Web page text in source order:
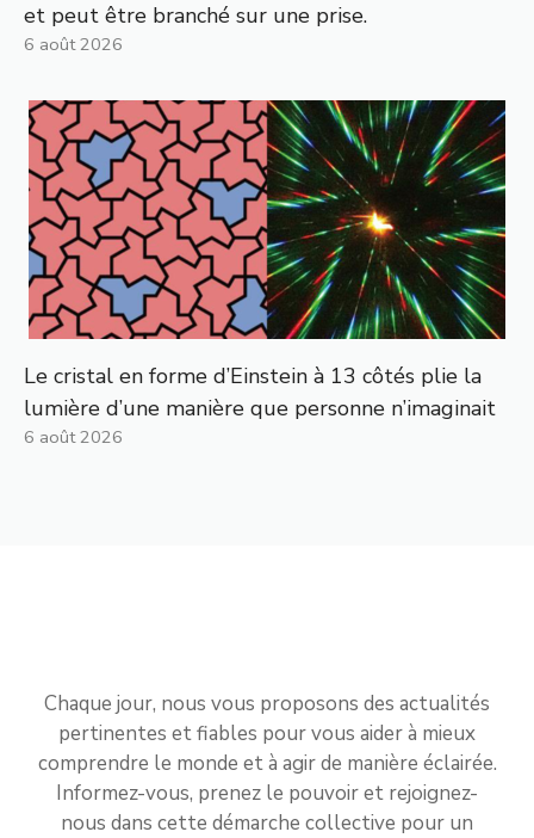
et peut être branché sur une prise.
6 août 2026
Le cristal en forme d’Einstein à 13 côtés plie la
lumière d’une manière que personne n’imaginait
6 août 2026
Chaque jour, nous vous proposons des actualités
pertinentes et fiables pour vous aider à mieux
comprendre le monde et à agir de manière éclairée.
Informez-vous, prenez le pouvoir et rejoignez-
nous dans cette démarche collective pour un